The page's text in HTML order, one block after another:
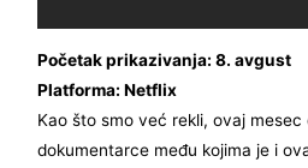
Početak prikazivanja: 8. avgust
Platforma: Netflix
Kao što smo već rekli, ovaj mesec
dokumentarce među kojima je i